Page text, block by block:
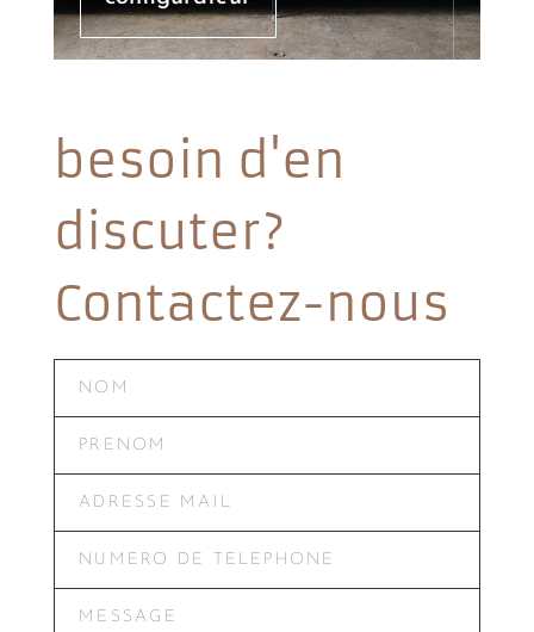
besoin d'en
discuter?
Contactez-nous